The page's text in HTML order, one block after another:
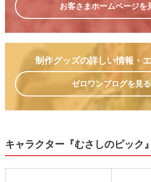
お客さまホームページを
制作グッズの詳しい情報 ・
ゼロワンブログを見る
キャラクター『むさしのピック